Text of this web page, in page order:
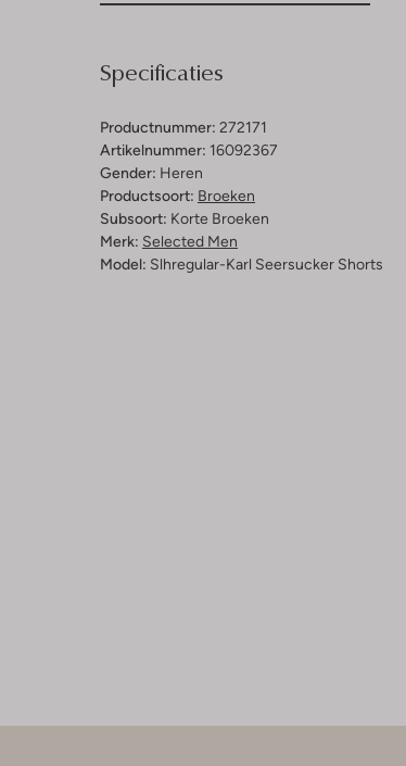
Specificaties
Productnummer: 272171
Artikelnummer: 16092367
Gender: Heren
Productsoort: Broeken
Subsoort: Korte Broeken
Merk: Selected Men
Model: Slhregular-Karl Seersucker Shorts